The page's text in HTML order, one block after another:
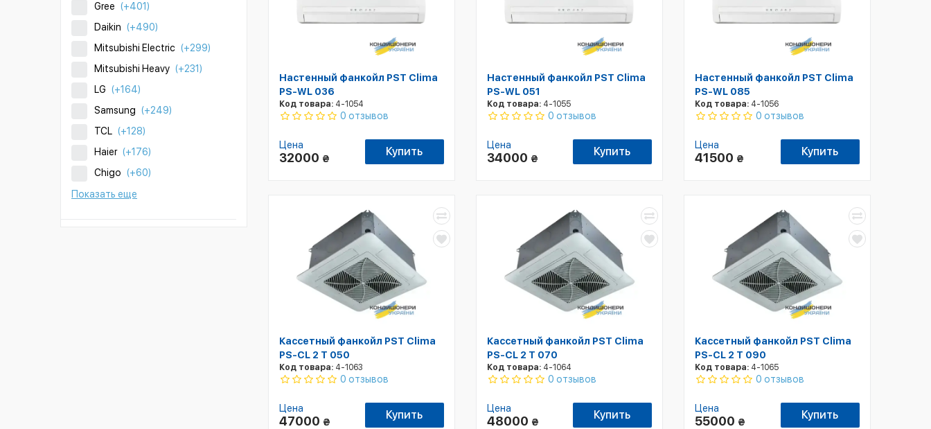
Gree (+401)
Daikin (+490)
Mitsubishi Electric (+299)
Mitsubishi Heavy (+231)
LG (+164)
Samsung (+249)
TCL (+128)
Haier (+176)
Chigo (+60)
Показать еще
Настенный фанкойл PST Clima
PS-WL 036
Код товара: 4-1054
0 отзывов
Цена
32000 ₴
Купить
Настенный фанкойл PST Clima
PS-WL 051
Код товара:4-1055
0 отзывов
Цена
34000 ₴
Купить
Настенный фанкойл PST Clima
PS-WL 085
Код товара:4-1056
0 отзывов
Цена
41500 ₴
Купить
Кассетный фанкойл PST Clima
PS-CL 2 T 050
Код товара: 4-1063
0 отзывов
Цена
47000 ₴
Купить
Кассетный фанкойл PST Clima
PS-CL 2 T 070
Код товара:4-1064
0 отзывов
Цена
48000 ₴
Купить
Кассетный фанкойл PST Clima
PS-CL 2 T 090
Код товара:4-1065
0 отзывов
Цена
55000 ₴
Купить